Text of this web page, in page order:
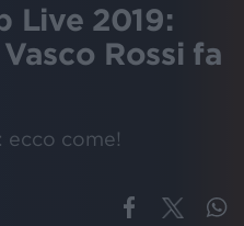
Live 2019:
Rossi fa
ecco come!